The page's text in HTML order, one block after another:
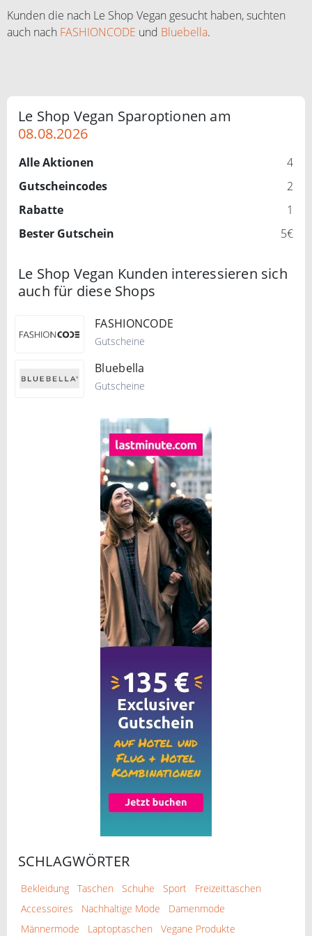
Kunden die nach Le Shop Vegan gesucht haben, suchten
auch nach FASHIONCODE und Bluebella.
Le Shop Vegan Sparoptionen am
08.08.2026
Alle Aktionen
4
Gutscheincodes
2
Rabatte
1
Bester Gutschein
5€
Le Shop Vegan Kunden interessieren sich
auch für diese Shops
FASHIONCODE
Gutscheine
Bluebella
Gutscheine
SCHLAGWÖRTER
Bekleidung Taschen Schuhe Sport
Freizeittaschen
Accessoires
Nachhaltige Mode
Damenmode
Männermode
Laptoptaschen Vegane Produkte